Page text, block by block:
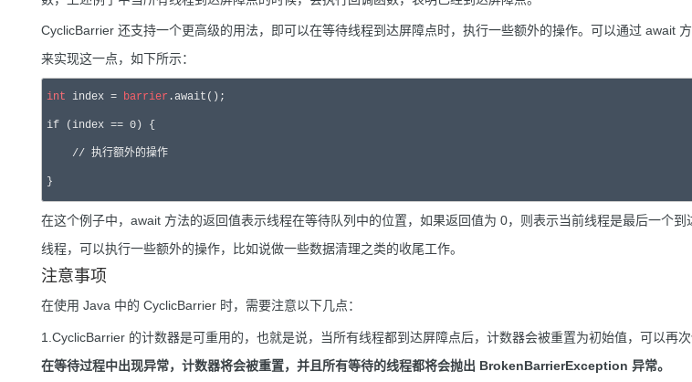
CyclicBarrier 还支持一个更高级的用法，即可以在等待线程到达屏障点时，执行一些额外的操作。可以通过 await
来实现这一点，如下所示：
int index = barrier .await();
if (index == 0) {
    // 执行额外的操作
}
在这个例子中，await 方法的返回值表示线程在等待队列中的位置，如果返回值为 0，则表示当前线程是最后一个到
线程，可以执行一些额外的操作，比如说做一些数据清理之类的收尾工作。
注意事项
在使用 Java 中的 CyclicBarrier 时，需要注意以下几点：
1.CyclicBarrier 的计数器是可重用的，也就是说，当所有线程都到达屏障点后，计数器会被重置为初始值，可以再次
在等待过程中出现异常，计数器将会被重置，并且所有等待的线程都将会抛出 BrokenBarrierException 异常。